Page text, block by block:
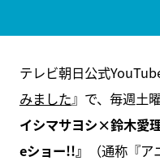
テレビ朝日公式
みました』で、毎週土
イシマサヨシ×鈴木愛
eショー!!』
（通称『